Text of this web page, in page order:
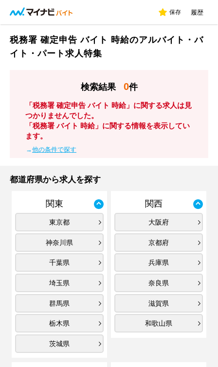
保存 履歴
税務署 確定申告 バイト 時給のアルバイト・バ
イト・パート求人特集
検索結果 0件
「税務署 確定申告 バイト 時給」に関する求人は見
つかりませんでした。
「税務署 バイト 時給」に関する情報を表示してい
ます。
→他の条件で探す
都道府県から求人を探す
関東
東京都
神奈川県
千葉県
埼玉県
群馬県
栃木県
茨城県
関西
大阪府
京都府
兵庫県
奈良県
滋賀県
和歌山県